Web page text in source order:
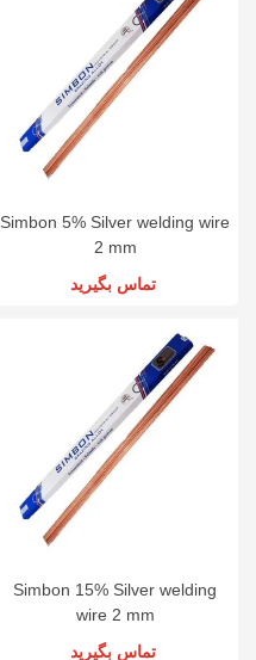
Simbon 5% Silver welding wire
2 mm
تماس بگیرید
Simbon 15% Silver welding
wire 2 mm
تماس بگیرید